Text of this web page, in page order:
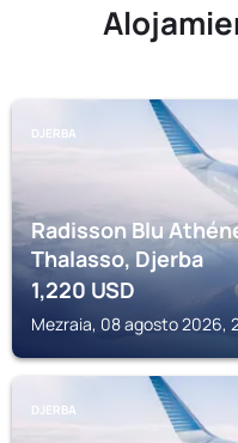
DJERBA
Radisson Blu
Thalasso, Djerba
1,220 USD
Mezraia, 08 agosto 2026,
DJERBA